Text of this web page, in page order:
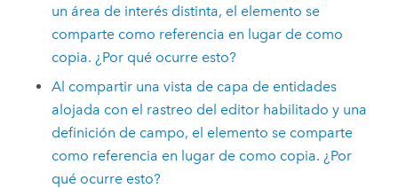
un área de interés distinta, el elemento se
comparte como referencia en lugar de como
copia. ¿Por qué ocurre esto?
Al compartir una vista de capa de entidades
alojada con el rastreo del editor habilitado y una
definición de campo, el elemento se comparte
como referencia en lugar de como copia. ¿Por
qué ocurre esto?